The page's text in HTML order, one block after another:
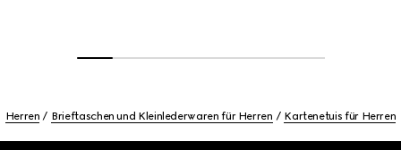
Herren Brieftaschen und Kleinlederwaren für Herren Kartenetuis für Herren